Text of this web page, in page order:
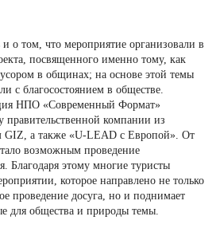
и о том, что мероприятие организовали в
посвященного именно тому, как
в общинах; на основе этой темы
с благосостоянием в обществе.
НПО «Современный Формат»
правительственной компании из
GIZ, а также «U-LEAD с Европой». От
возможным проведение
Благодаря этому многие туристы
которое направлено не только
проведение досуга, но и поднимает
для общества и природы темы.